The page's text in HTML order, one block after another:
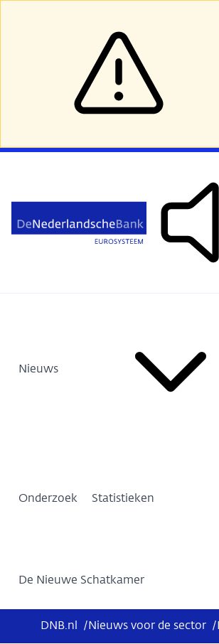
Nieuws
Onderzoek Statistieken
De Nieuwe Schatkamer
DNB.nl / Nieuws voor de sector /